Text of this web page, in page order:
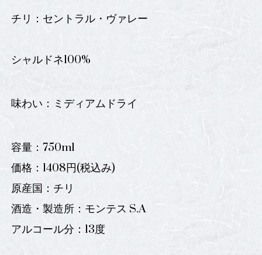
チリ：セントラル・ヴァレー
シャルドネ100%
味わい：ミディアムドライ
容量：750ml
価格：1408円(税込み)
原産国：チリ
酒造・製造所：モンテス S.A
アルコール分：13度